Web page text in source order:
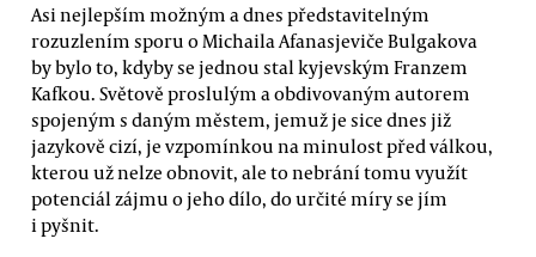
Asi nejlepším možným a dnes představitelným
rozuzlením sporu o Michaila Afanasjeviče Bulgakova
by bylo to, kdyby se jednou stal kyjevským Franzem
Kafkou. Světově proslulým a obdivovaným autorem
spojeným s daným městem, jemuž je sice dnes již
jazykově cizí, je vzpomínkou na minulost před válkou,
kterou už nelze obnovit, ale to nebrání tomu využít
potenciál zájmu o jeho dílo, do určité míry se jím
i pyšnit.